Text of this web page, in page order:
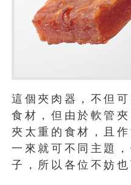
這個夾肉器，不但
食材，但由於軟管
夾太重的食材，且
一來就可不同主題
子，所以各位不妨也